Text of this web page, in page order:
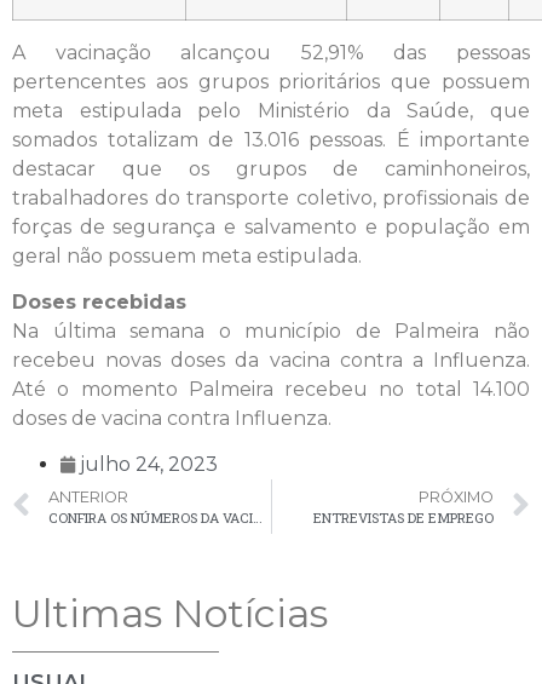
A vacinação alcançou 52,91% das pessoas
pertencentes aos grupos prioritários que possuem
meta estipulada pelo Ministério da Saúde, que
somados totalizam de 13.016 pessoas. É importante
destacar que os grupos de caminhoneiros,
trabalhadores do transporte coletivo, profissionais de
forças de segurança e salvamento e população em
geral não possuem meta estipulada.
Doses recebidas
Na última semana o município de Palmeira não
recebeu novas doses da vacina contra a Influenza.
Até o momento Palmeira recebeu no total 14.100
doses de vacina contra Influenza.
julho 24, 2023
ANTERIOR
CONFIRA OS NÚMEROS DA VACINAÇÃO CONTRA A COVID-19 EM PALMEIRA
PRÓXIMO
ENTREVISTAS DE EMPREGO
Ultimas Notícias